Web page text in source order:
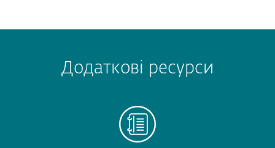
Додаткові ресурси